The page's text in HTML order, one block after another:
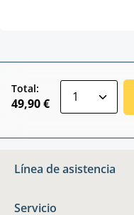
Total:
49,90 €
Línea de asistencia
Servicio